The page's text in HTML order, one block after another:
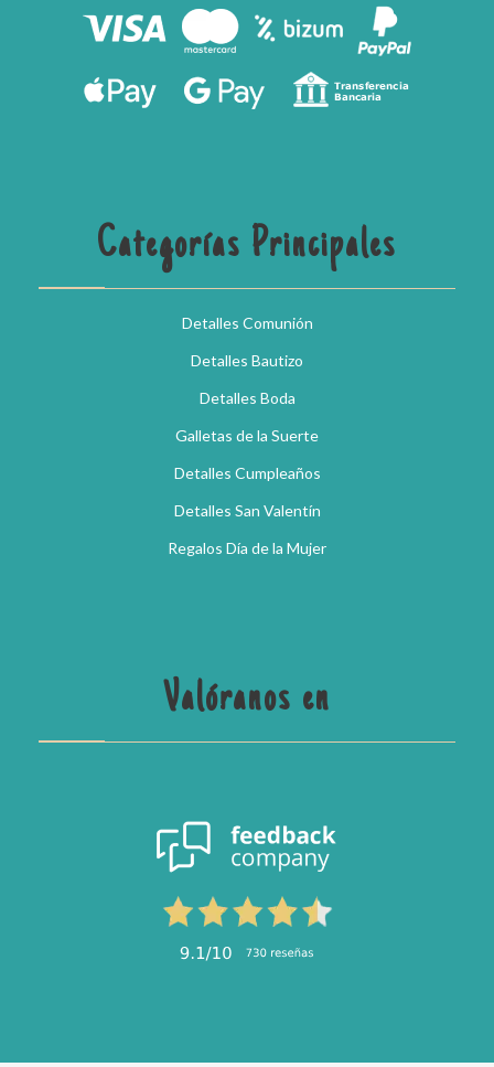
Categorías Principales
Detalles Comunión
Detalles Bautizo
Detalles Boda
Galletas de la Suerte
Detalles Cumpleaños
Detalles San Valentín
Regalos Día de la Mujer
Valóranos en